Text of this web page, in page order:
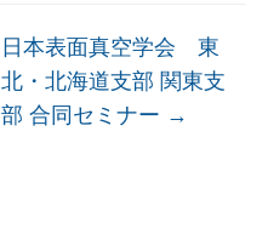
日本表面真空学会 東
北・北海道支部 関東支
部 合同セミナー →